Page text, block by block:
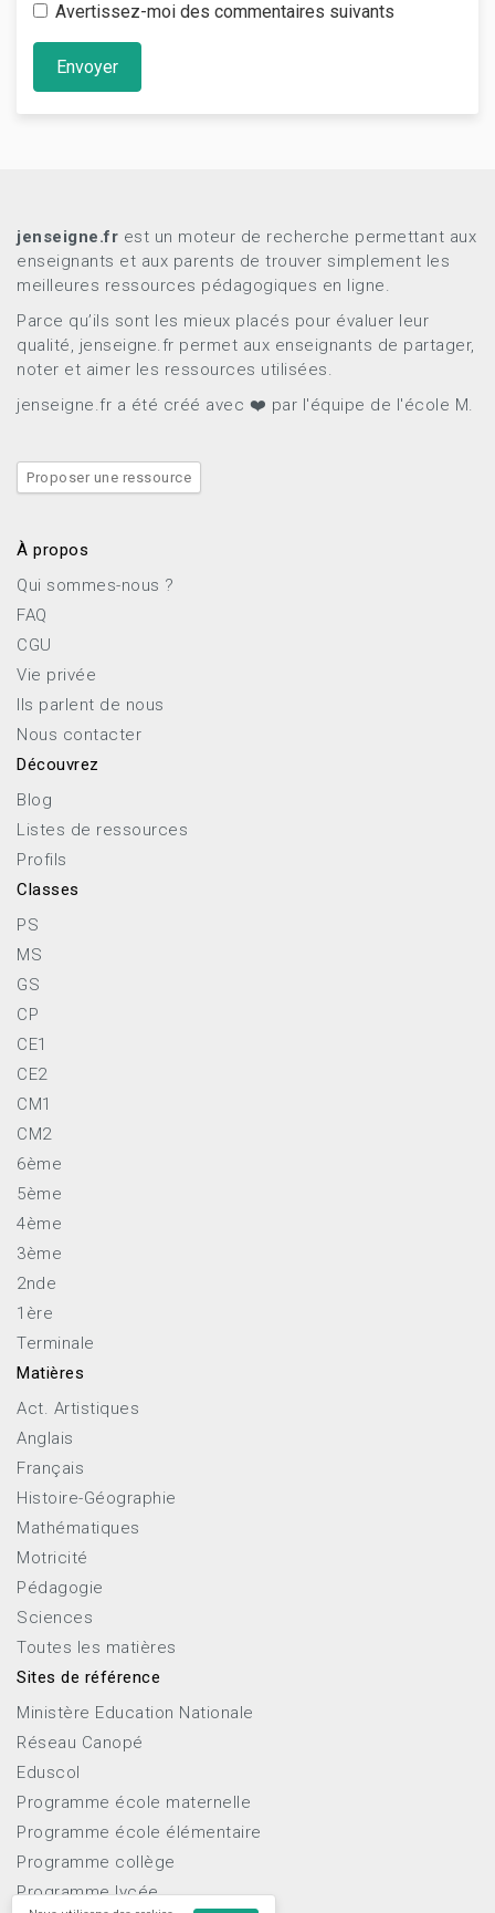
Avertissez-moi des commentaires suivants
Envoyer
jenseigne.fr est un moteur de recherche permettant aux
enseignants et aux parents de trouver simplement les
meilleures ressources pédagogiques en ligne.
Parce qu’ils sont les mieux placés pour évaluer leur
qualité, jenseigne.fr permet aux enseignants de partager,
noter et aimer les ressources utilisées.
jenseigne.fr a été créé avec ❤️ par l'équipe de l'école M.
Proposer une ressource
À propos
Qui sommes-nous ?
FAQ
CGU
Vie privée
Ils parlent de nous
Nous contacter
Découvrez
Blog
Listes de ressources
Profils
Classes
PS
MS
GS
CP
CE1
CE2
CM1
CM2
6ème
5ème
4ème
3ème
2nde
1ère
Terminale
Matières
Act. Artistiques
Anglais
Français
Histoire-Géographie
Mathématiques
Motricité
Pédagogie
Sciences
Toutes les matières
Sites de référence
Ministère Education Nationale
Réseau Canopé
Eduscol
Programme école maternelle
Programme école élémentaire
Programme collège
Programme lycée